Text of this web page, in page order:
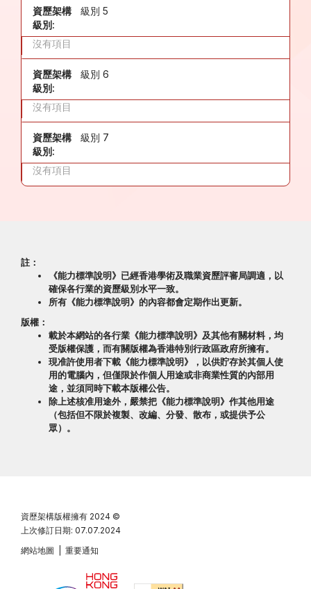
資歷架構
級別:
級別 5
沒有項目
資歷架構
級別:
級別 6
沒有項目
資歷架構
級別:
級別 7
沒有項目
註：
《能力標準說明》已經香港學術及職業資歷評審局調適，以
確保各行業的資歷級別水平一致。
所有《能力標準說明》的內容都會定期作出更新。
版權：
載於本網站的各行業《能力標準說明》及其他有關材料，均
受版權保護，而有關版權為香港特別行政區政府所擁有。
現准許使用者下載《能力標準說明》，以供貯存於其個人使
用的電腦內，但僅限於作個人用途或非商業性質的內部用
途，並須同時下載本版權公告。
除上述核准用途外，嚴禁把《能力標準說明》作其他用途
（包括但不限於複製、改編、分發、散布，或提供予公
眾）。
資歷架構版權擁有 2024 ©
上次修訂日期: 07.07.2024
網站地圖
重要通知